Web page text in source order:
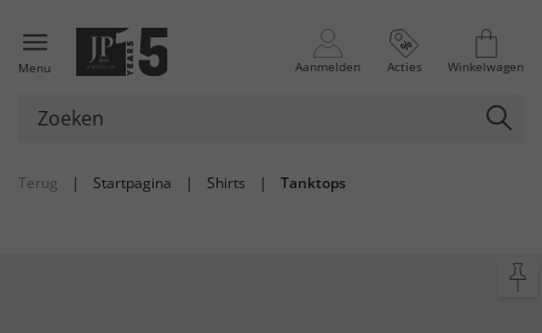
Menu Aanmelden Acties Winkelwagen
Terug | Startpagina | Shirts | Tanktops